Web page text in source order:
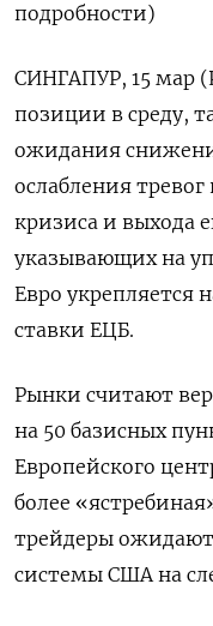
подробности)
СИНГАПУР, 15 мар
позиции в среду,
ожидания
ослабления тревог
кризиса и выхода
указывающих на
Евро
ставки ЕЦБ.
Рынки считают
на 50 базисных
Европейского
более
трейдеры ожидают
системы США на